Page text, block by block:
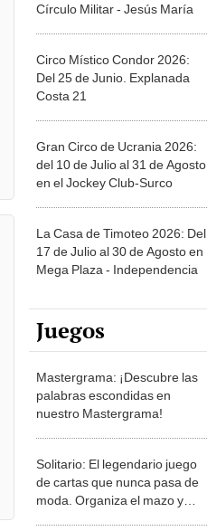
Círculo Militar - Jesús María
Circo Místico Condor 2026:
Del 25 de Junio. Explanada
Costa 21
Gran Circo de Ucrania 2026:
del 10 de Julio al 31 de Agosto
en el Jockey Club-Surco
La Casa de Timoteo 2026: Del
17 de Julio al 30 de Agosto en
Mega Plaza - Independencia
Juegos
Mastergrama: ¡Descubre las
palabras escondidas en
nuestro Mastergrama!
Solitario: El legendario juego
de cartas que nunca pasa de
moda. Organiza el mazo y